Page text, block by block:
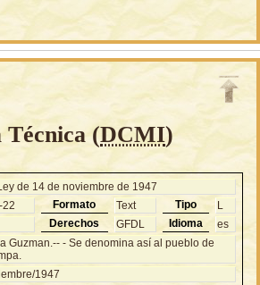
Técnica (DCMI)
de 14 de noviembre de 1947
22 Formato Text Tipo
L
Derechos GFDL Idioma
es
Guzman.-- - Se denomina así al pueblo de
1947